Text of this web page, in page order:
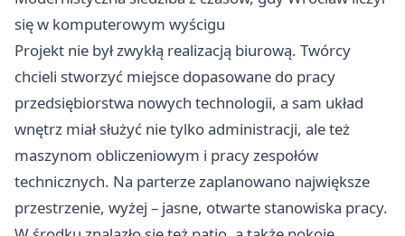
się w komputerowym wyścigu
Projekt nie był zwykłą realizacją biurową. Twórcy
chcieli stworzyć miejsce dopasowane do pracy
przedsiębiorstwa nowych technologii, a sam układ
wnętrz miał służyć nie tylko administracji, ale też
maszynom obliczeniowym i pracy zespołów
technicznych. Na parterze zaplanowano największe
przestrzenie, wyżej – jasne, otwarte stanowiska pracy.